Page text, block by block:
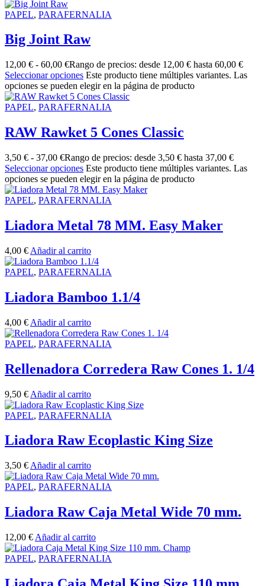
PAPEL, PARAFERNALIA
Big Joint Raw
12,00 € - 60,00 €Rango de precios: desde 12,00 € hasta 60,00 €
Seleccionar opciones Este producto tiene múltiples variantes. Las
opciones se pueden elegir en la página de producto
PAPEL, PARAFERNALIA
RAW Rawket 5 Cones Classic
3,50 € - 37,00 €Rango de precios: desde 3,50 € hasta 37,00 €
Seleccionar opciones Este producto tiene múltiples variantes. Las
opciones se pueden elegir en la página de producto
PAPEL, PARAFERNALIA
Liadora Metal 78 MM. Easy Maker
4,00 € Añadir al carrito
PAPEL, PARAFERNALIA
Liadora Bamboo 1.1/4
4,00 € Añadir al carrito
PAPEL, PARAFERNALIA
Rellenadora Corredera Raw Cones 1. 1/4
9,50 € Añadir al carrito
PAPEL, PARAFERNALIA
Liadora Raw Ecoplastic King Size
3,50 € Añadir al carrito
PAPEL, PARAFERNALIA
Liadora Raw Caja Metal Wide 70 mm.
12,00 € Añadir al carrito
PAPEL, PARAFERNALIA